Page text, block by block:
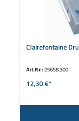
Clairefontaine
Art.Nr.:25658.300
12,30 €*